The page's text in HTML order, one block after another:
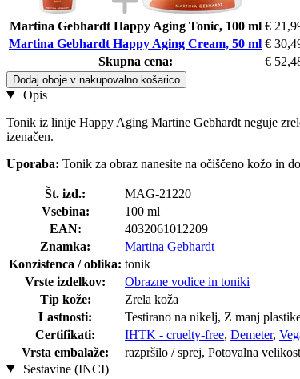
Martina Gebhardt Happy Aging Tonic, 100 ml €
Martina Gebhardt Happy Aging Cream, 50 ml €
Skupna cena:
€
Dodaj oboje v nakupovalno košarico
Opis
Tonik iz linije Happy Aging Martine Gebhardt neguje
izenačen.
Uporaba: Tonik za obraz nanesite na očiščeno kožo in
Št. izd.:
MAG-21220
Vsebina:
100 ml
EAN:
4032061012209
Znamka:
Martina Gebhardt
Konzistenca / oblika: tonik
Vrste izdelkov:
Obrazne vodice in toniki
Tip kože:
Zrela koža
Lastnosti:
Testirano na nikelj, Z manj
Certifikati:
IHTK - cruelty-free, Demeter,
Vrsta embalaže:
razpršilo / sprej, Potovalna
Sestavine (INCI)